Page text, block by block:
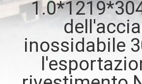
CONTROLLO
QUALITÀ
CONTATTICI
inossidabile